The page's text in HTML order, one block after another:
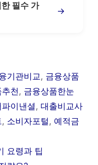
필수 가
→
기관비교, 금융상품
천, 금융상품한눈
이낸셜, 대출비교사
, 소비자포털, 예적금
요령과 팁